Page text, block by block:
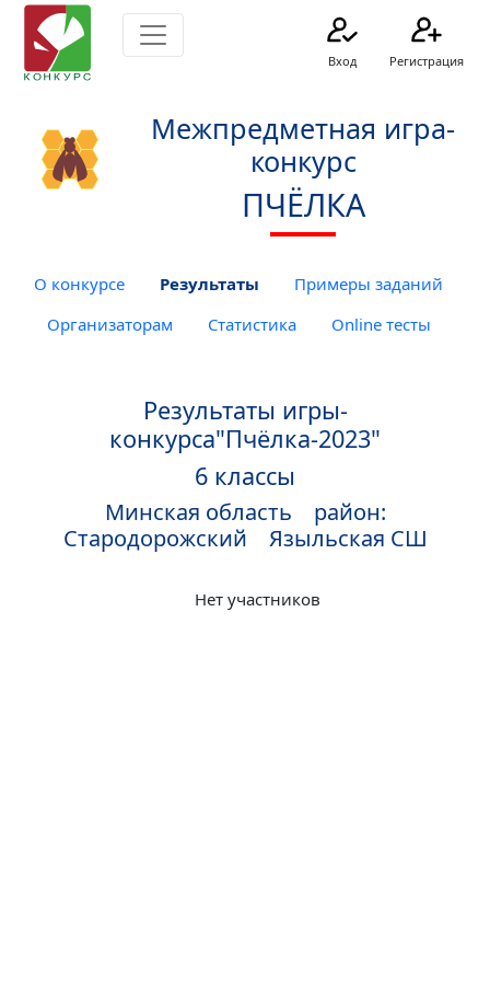
Вход Регистрация
Межпредметная игра-
конкурс
ПЧЁЛКА
О конкурсе Результаты
Примеры заданий
Организаторам
Статистика Online тесты
Результаты игры-
конкурса"Пчёлка-2023"
6 классы
Минская область район:
Стародорожский Языльская СШ
Нет участников